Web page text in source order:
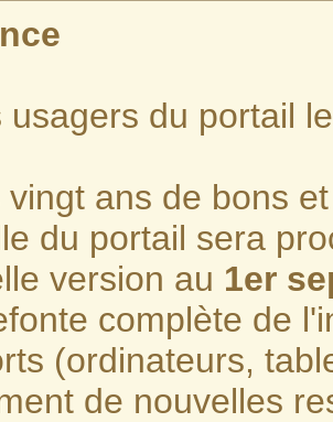
usagers du portail
vingt ans de bons
du portail sera
version au 1er
complète de
(ordinateurs,
de nouvelles